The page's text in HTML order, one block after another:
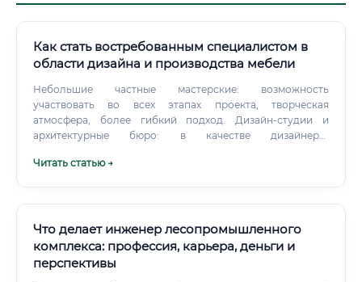
Как стать востребованным специалистом в
области дизайна и производства мебели
Небольшие частные мастерские: возможность
участвовать во всех этапах проекта, творческая
атмосфера, более гибкий подход. Дизайн-студии и
архитектурные бюро: в качестве дизайнера-
Читать статью →
Что делает инженер лесопромышленного
комплекса: профессия, карьера, деньги и
перспективы